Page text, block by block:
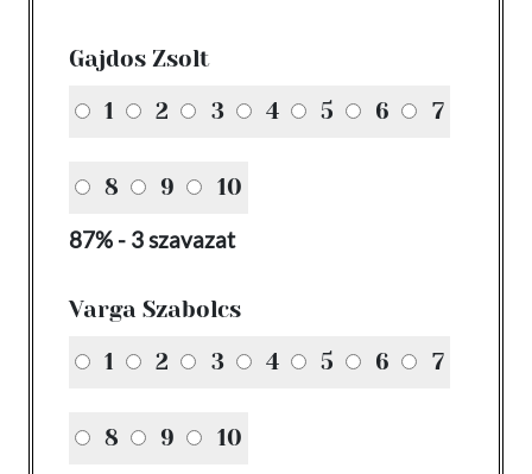
Gajdos Zsolt
1
2 3 4 5 6 7
8 9 10
87% - 3 szavazat
Varga Szabolcs
1
2 3 4 5 6 7
8 9 10